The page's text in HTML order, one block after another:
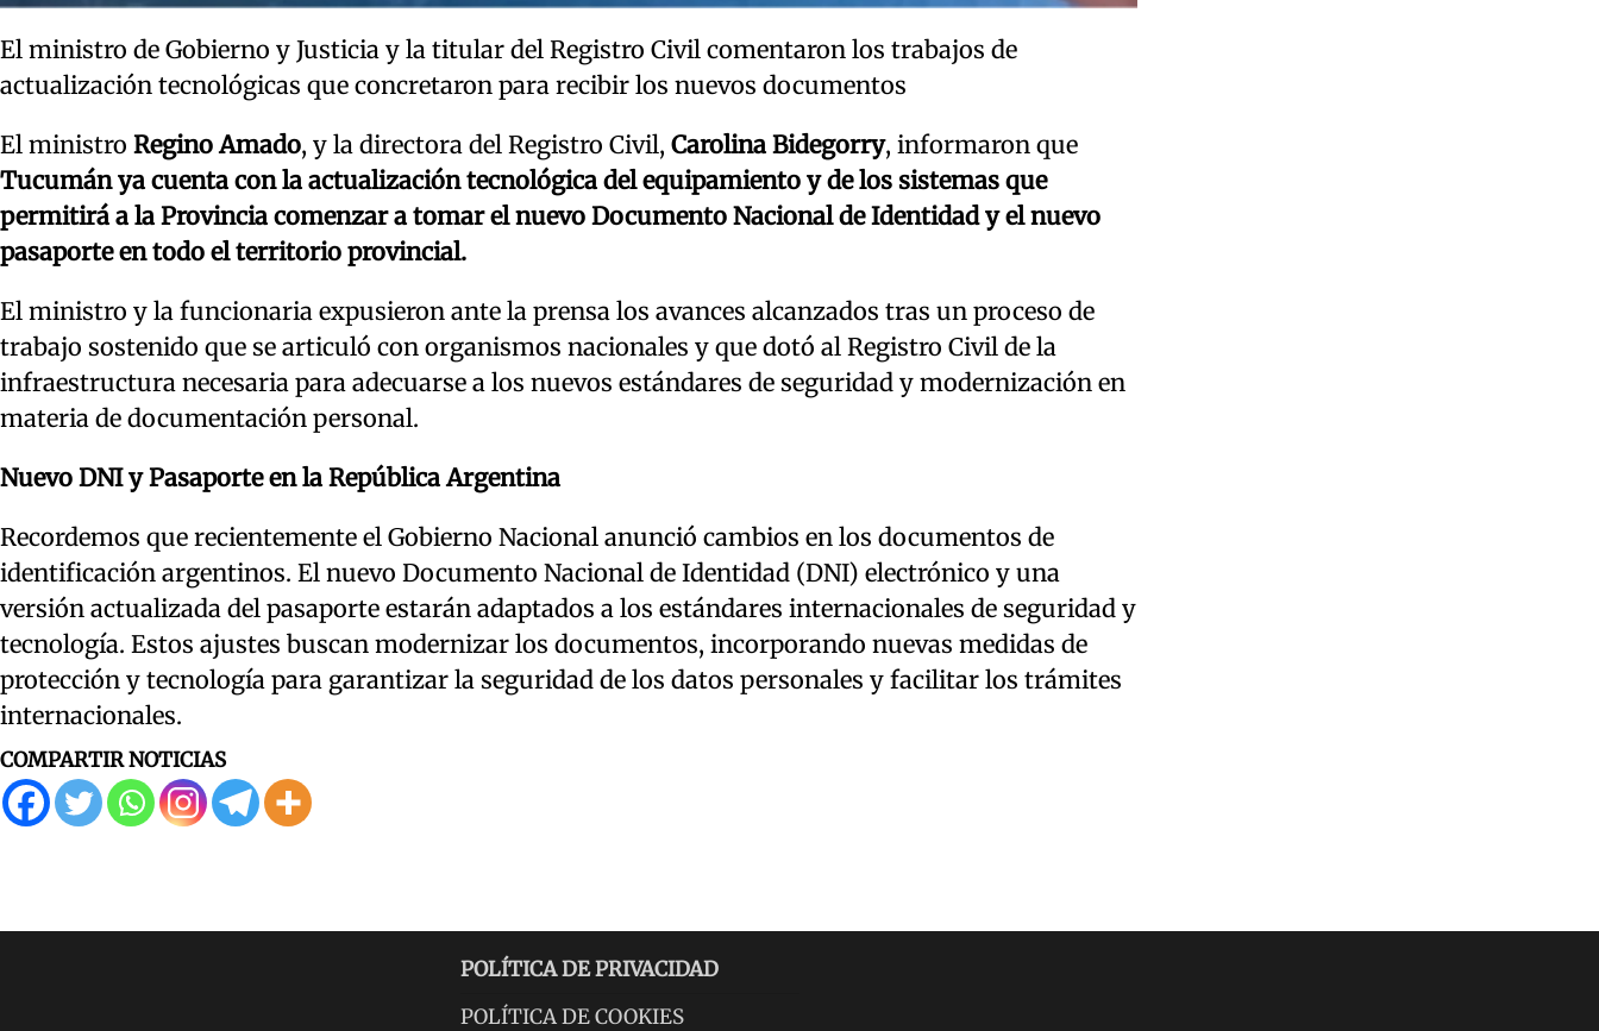
El ministro de Gobierno y Justicia y la titular del Registro Civil comentaron los trabajos de
actualización tecnológicas que concretaron para recibir los nuevos documentos
El ministro Regino Amado, y la directora del Registro Civil, Carolina Bidegorry, informaron que
Tucumán ya cuenta con la actualización tecnológica del equipamiento y de los sistemas que
permitirá a la Provincia comenzar a tomar el nuevo Documento Nacional de Identidad y el nuevo
pasaporte en todo el territorio provincial.
El ministro y la funcionaria expusieron ante la prensa los avances alcanzados tras un proceso de
trabajo sostenido que se articuló con organismos nacionales y que dotó al Registro Civil de la
infraestructura necesaria para adecuarse a los nuevos estándares de seguridad y modernización en
materia de documentación personal.
Nuevo DNI y Pasaporte en la República Argentina
Recordemos que recientemente el Gobierno Nacional anunció cambios en los documentos de
identificación argentinos. El nuevo Documento Nacional de Identidad (DNI) electrónico y una
versión actualizada del pasaporte estarán adaptados a los estándares internacionales de seguridad y
tecnología. Estos ajustes buscan modernizar los documentos, incorporando nuevas medidas de
protección y tecnología para garantizar la seguridad de los datos personales y facilitar los trámites
internacionales.
COMPARTIR NOTICIAS
POLÍTICA DE PRIVACIDAD
POLÍTICA DE COOKIES